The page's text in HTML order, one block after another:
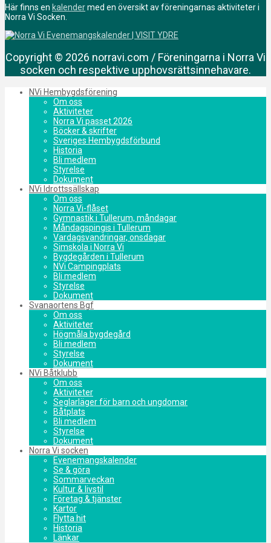
Här finns en kalendermed en översikt av föreningarnas aktiviteter i
Norra Vi Socken.
Copyright © 2026 norravi.com / Föreningarna i Norra Vi
socken och respektive upphovsrättsinnehavare.
NVi Hembygdsförening
Om oss
Aktiviteter
Norra Vi passet 2026
Böcker & skrifter
Sveriges Hembygdsförbund
Historia
Bli medlem
Styrelse
Dokument
NVi Idrottssällskap
Om oss
Norra Vi-flåset
Gymnastik i Tullerum, måndagar
Måndagspingis i Tullerum
Vardagsvandringar, onsdagar
Simskola i Norra Vi
Bygdegården i Tullerum
NVi Campingplats
Bli medlem
Styrelse
Dokument
Svanaortens Bgf
Om oss
Aktiviteter
Högmåla bygdegård
Bli medlem
Styrelse
Dokument
NVi Båtklubb
Om oss
Aktiviteter
Seglarläger för barn och ungdomar
Båtplats
Bli medlem
Styrelse
Dokument
Norra Vi socken
Evenemangskalender
Se & göra
Sommarveckan
Kultur & livstil
Företag & tjänster
Kartor
Flytta hit
Historia
Länkar